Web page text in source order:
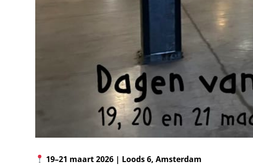
19–21 maart 2026 | Loods 6, Amsterdam